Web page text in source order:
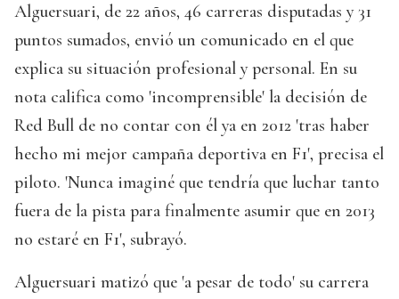
Alguersuari, de 22 años, 46 carreras disputadas y 31
puntos sumados, envió un comunicado en el que
explica su situación profesional y personal. En su
nota califica como 'incomprensible' la decisión de
Red Bull de no contar con él ya en 2012 'tras haber
hecho mi mejor campaña deportiva en F1', precisa el
piloto. 'Nunca imaginé que tendría que luchar tanto
fuera de la pista para finalmente asumir que en 2013
no estaré en F1', subrayó.
Alguersuari matizó que 'a pesar de todo' su carrera